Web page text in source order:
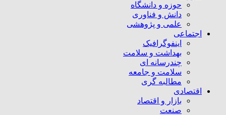
حوزه و دانشگاه
دانش و فناوری
علمی و پژوهشی
اجتماعی
اینفوگرافیک
بهداشت و سلامت
چندرسانه ای
سلامت و جامعه
مطالبه گری
اقتصادی
بازار و اقتصاد
صنعت